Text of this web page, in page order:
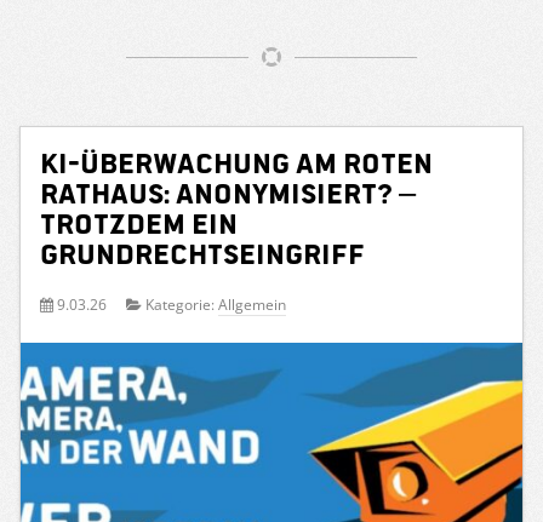
KI-Überwachung am Roten
Rathaus: Anonymisiert? –
Trotzdem ein
Grundrechtseingriff
9.03.26 Kategorie: Allgemein